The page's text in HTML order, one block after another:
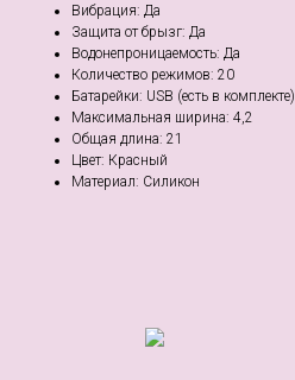
Вибрация: Да
Защита от брызг: Да
Водонепроницаемость: Да
Количество режимов: 20
Батарейки: USB (есть в комплекте)
Максимальная ширина: 4,2
Общая длина: 21
Цвет: Красный
Материал: Силикон